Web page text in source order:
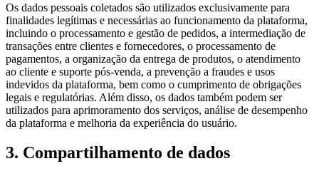
Os dados pessoais coletados são utilizados exclusivamente para
finalidades legítimas e necessárias ao funcionamento da plataforma,
incluindo o processamento e gestão de pedidos, a intermediação de
transações entre clientes e fornecedores, o processamento de
pagamentos, a organização da entrega de produtos, o atendimento
ao cliente e suporte pós-venda, a prevenção a fraudes e usos
indevidos da plataforma, bem como o cumprimento de obrigações
legais e regulatórias. Além disso, os dados também podem ser
utilizados para aprimoramento dos serviços, análise de desempenho
da plataforma e melhoria da experiência do usuário.
3. Compartilhamento de dados